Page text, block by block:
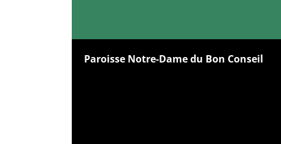
Paroisse Notre-Dame du Bon Conseil